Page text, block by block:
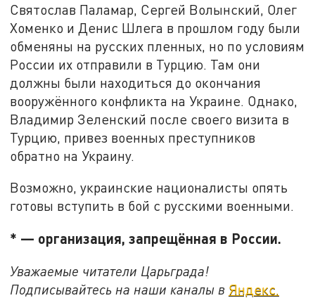
Святослав Паламар, Сергей Волынский, Олег
Хоменко и Денис Шлега в прошлом году были
обменяны на русских пленных, но по условиям
России их отправили в Турцию. Там они
должны были находиться до окончания
вооружённого конфликта на Украине. Однако,
Владимир Зеленский после своего визита в
Турцию, привез военных преступников
обратно на Украину.
Возможно, украинские националисты опять
готовы вступить в бой с русскими военными.
* — организация, запрещённая в России.
Уважаемые читатели Царьграда!
Подписывайтесь на наши каналы в Яндекс.